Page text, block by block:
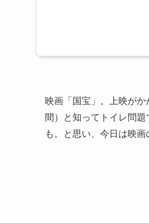
映画「国宝」。上映が
間）と知ってトイレ問
も。と思い、今日は映